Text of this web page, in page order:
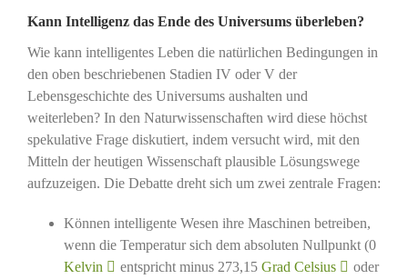
Kann Intelligenz das Ende des Universums überleben?
Wie kann intelligentes Leben die natürlichen Bedingungen in
den oben beschriebenen Stadien IV oder V der
Lebensgeschichte des Universums aushalten und
weiterleben? In den Naturwissenschaften wird diese höchst
spekulative Frage diskutiert, indem versucht wird, mit den
Mitteln der heutigen Wissenschaft plausible Lösungswege
aufzuzeigen. Die Debatte dreht sich um zwei zentrale Fragen:
Können intelligente Wesen ihre Maschinen betreiben,
wenn die Temperatur sich dem absoluten Nullpunkt (0
Kelvin
entspricht minus 273,15 Grad Celsius
oder